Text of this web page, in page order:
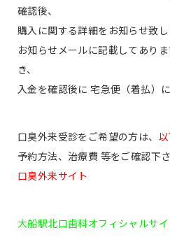
確認後、
購入に関する詳細をお知らせ致し
お知らせメールに記載してあり
き、
入金を確認後に 宅急便（着払）
口臭外来受診をご希望の方は、
予約方法、治療費 等をご確認下さ
口臭外来サイト
大船駅北口歯科オフィシャルサイ